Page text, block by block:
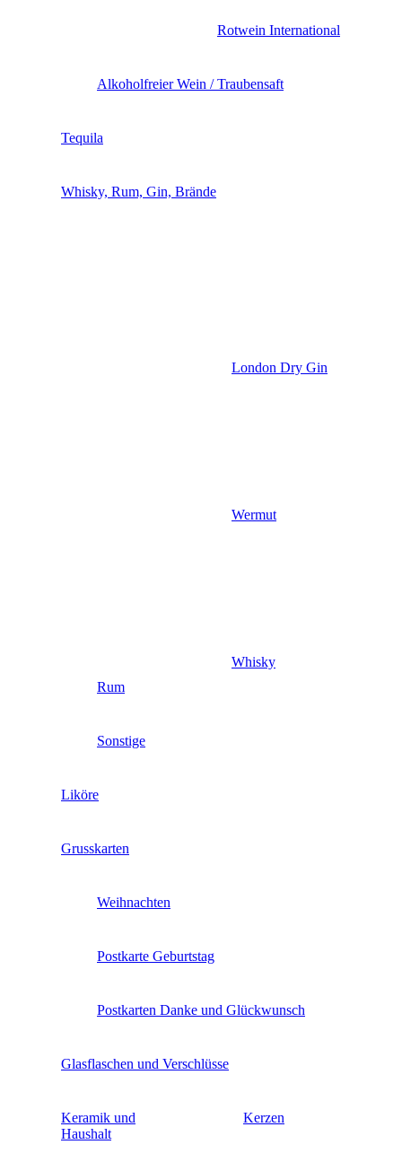
Rotwein International
Alkoholfreier Wein / Traubensaft
Tequila
Whisky, Rum, Gin, Brände
London Dry Gin
Wermut
Whisky
Rum
Sonstige
Liköre
Grusskarten
Weihnachten
Postkarte Geburtstag
Postkarten Danke und Glückwunsch
Glasflaschen und Verschlüsse
Keramik und
Haushalt
Kerzen